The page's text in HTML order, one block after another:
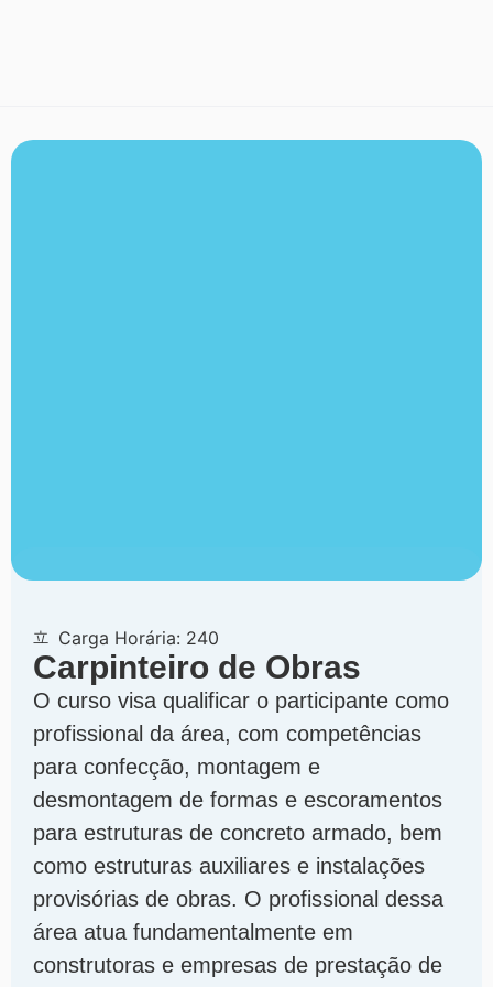
Carga Horária: 240
Carpinteiro de Obras
O curso visa qualificar o participante como
profissional da área, com competências
para confecção, montagem e
desmontagem de formas e escoramentos
para estruturas de concreto armado, bem
como estruturas auxiliares e instalações
provisórias de obras. O profissional dessa
área atua fundamentalmente em
construtoras e empresas de prestação de